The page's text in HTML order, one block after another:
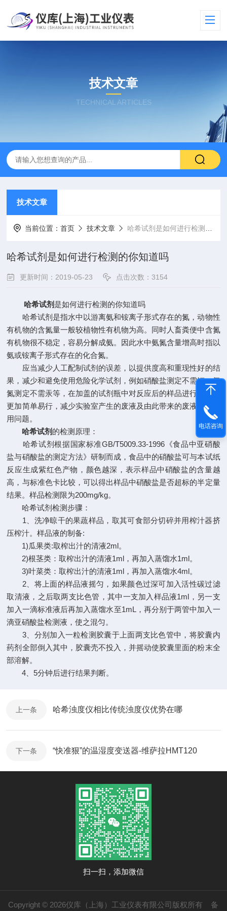
技术文章
TECHNICAL ARTICLES
技术文章
当前位置：首页 技术文章 哈希试剂是如何进行检测的你知道吗
哈希试剂是如何进行检测的你知道吗
更新时间：2019-05-23 点击次数：3154
哈希试剂 是如何进行检测的你知道吗
哈希试剂是指水中以游离氨和铵离子形式存在的氮，动物性
有机物的含氮量一般较植物性有机物为高。同时人畜粪便中含氮
有机物很不稳定，容易分解成氨。因此水中氨氮含量增高时指以
氨或铵离子形式存在的化合氮。
应当减少人工配制试剂的误差，以提供度高和重现性好的结
果，减少和避免使用危险化学试剂，例如硝酸盐测定不需镉，氨
氮测定不需汞等，在加盖的试剂瓶中对反应后的样品进行处理，
更加简单易行，减少实验室产生的废液及由此带来的废液处理费
用问题。
哈希试剂 的检测原理：
哈希试剂根据国家标准GB/T5009.33-1996《食品中亚硝酸
盐与硝酸盐的测定方法》研制而成，食品中的硝酸盐可与本试纸
反应生成紫红色产物，颜色越深，表示样品中硝酸盐的含量越
高，与标准色卡比较，可以得出样品中硝酸盐是否超标的半定量
结果。样品检测限为200mg/kg。
哈希试剂检测步骤：
1、洗净晾干的果蔬样品，取其可食部分切碎并用榨汁器挤
压榨汁。样品液的制备:
1)瓜果类:取榨出汁的清液2ml。
2)根茎类：取榨出汁的清液1ml，再加入蒸馏水1ml。
3)叶菜类：取榨出汁的清液1ml，再加入蒸馏水4ml。
2、将上面的样品液摇匀，如果颜色过深可加入活性碳过滤
取清液，之后取两支比色管，其中一支加入样品液1ml，另一支
加入一滴标准液后再加入蒸馏水至1mL，再分别于两管中加入一
滴亚硝酸盐检测液，使之混匀。
3、分别加入一粒检测胶囊于上面两支比色管中，将胶囊内
药剂全部倒入其中，胶囊壳不投入，并摇动使胶囊里面的粉末全
部溶解。
4、5分钟后进行结果判断。
上一条 哈希浊度仪相比传统浊度仪优势在哪
下一条 “快准狠”的温湿度变送器-维萨拉HMT120
扫一扫，添加微信
Copyright © 2026仪库（上海）工业仪表有限公司版权所有 备
电话咨询